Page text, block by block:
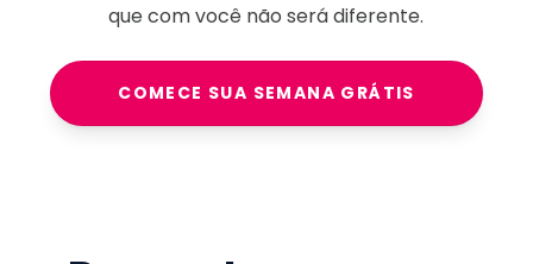
que com você não será diferente.
COMECE SUA SEMANA GRÁTIS